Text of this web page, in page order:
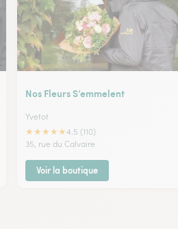
Nos Fleurs S’emmelent
Yvetot
★★★★★4.5 (110)
35, rue du Calvaire
Voir la boutique